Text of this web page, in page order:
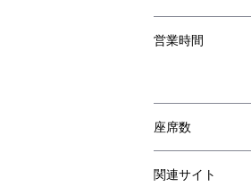
営業時間
座席数
関連サイト